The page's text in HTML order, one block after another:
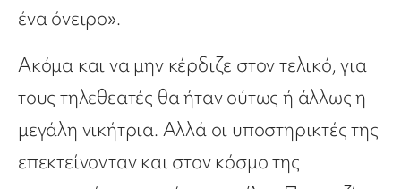
ένα όνειρο».
Ακόμα και να μην κέρδιζε στον τελικό, για
τους τηλεθεατές θα ήταν ούτως ή άλλως η
μεγάλη νικήτρια. Αλλά οι υποστηρικτές της
επεκτείνονταν και στον κόσμο της